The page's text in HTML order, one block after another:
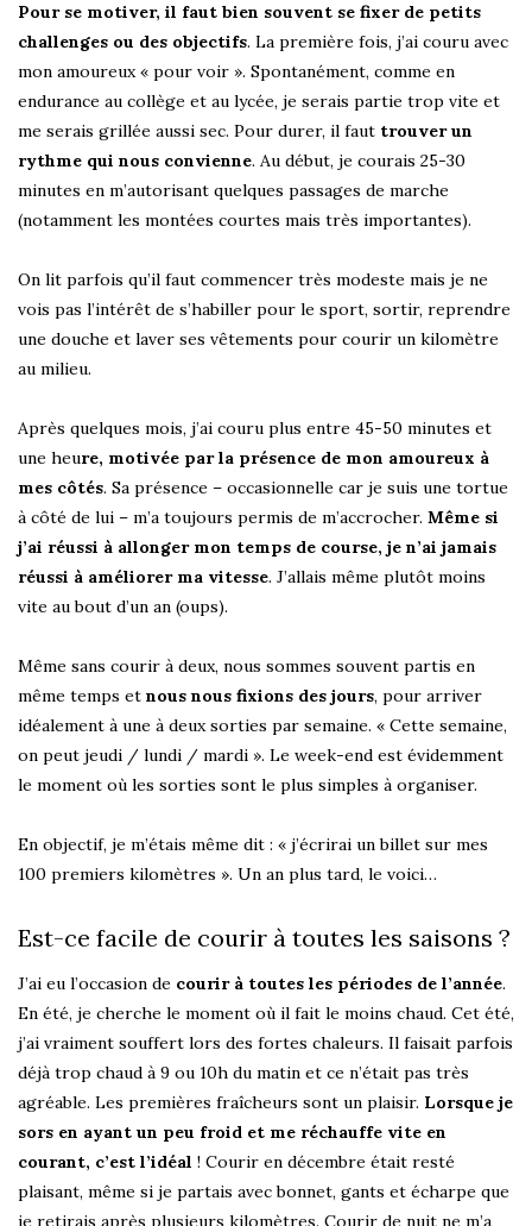
Pour se motiver, il faut bien souvent se fixer de petits
challenges ou des objectifs. La première fois, j’ai couru avec
mon amoureux « pour voir ». Spontanément, comme en
endurance au collège et au lycée, je serais partie trop vite et
me serais grillée aussi sec. Pour durer, il faut trouver un
rythme qui nous convienne. Au début, je courais 25-30
minutes en m’autorisant quelques passages de marche
(notamment les montées courtes mais très importantes).
On lit parfois qu’il faut commencer très modeste mais je ne
vois pas l’intérêt de s’habiller pour le sport, sortir, reprendre
une douche et laver ses vêtements pour courir un kilomètre
au milieu.
Après quelques mois, j’ai couru plus entre 45-50 minutes et
une heure, motivée par la présence de mon amoureux à
mes côtés. Sa présence – occasionnelle car je suis une tortue
à côté de lui – m’a toujours permis de m’accrocher. Même si
j’ai réussi à allonger mon temps de course, je n’ai jamais
réussi à améliorer ma vitesse. J’allais même plutôt moins
vite au bout d’un an (oups).
Même sans courir à deux, nous sommes souvent partis en
même temps et nous nous fixions des jours, pour arriver
idéalement à une à deux sorties par semaine. « Cette semaine,
on peut jeudi / lundi / mardi ». Le week-end est évidemment
le moment où les sorties sont le plus simples à organiser.
En objectif, je m’étais même dit : « j’écrirai un billet sur mes
100 premiers kilomètres ». Un an plus tard, le voici…
Est-ce facile de courir à toutes les saisons ?
J’ai eu l’occasion de courir à toutes les périodes de l’année.
En été, je cherche le moment où il fait le moins chaud. Cet été,
j’ai vraiment souffert lors des fortes chaleurs. Il faisait parfois
déjà trop chaud à 9 ou 10h du matin et ce n’était pas très
agréable. Les premières fraîcheurs sont un plaisir. Lorsque je
sors en ayant un peu froid et me réchauffe vite en
courant, c’est l’idéal ! Courir en décembre était resté
plaisant, même si je partais avec bonnet, gants et écharpe que
je retirais après plusieurs kilomètres. Courir de nuit ne m’a